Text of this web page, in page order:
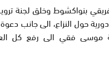
بنواكشوط وخلق لجنة
حول النزاع، الى جانب
موسى فقي الى رفع كل